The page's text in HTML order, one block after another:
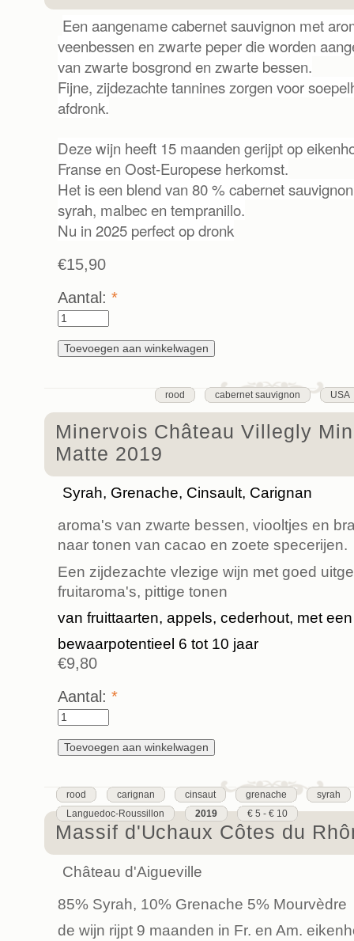
Een aangename cabernet sauvignon met
veenbessen en zwarte peper die worden
van zwarte bosgrond en zwarte bessen.
Fijne, zijdezachte tannines zorgen voor
afdronk.
Deze wijn heeft 15 maanden gerijpt op
Franse en Oost-Europese herkomst.
Het is een blend van 80 % cabernet
syrah, malbec en tempranillo.
Nu in 2025 perfect op dronk
€15,90
Aantal: *
rood cabernet sauvignon USA
Minervois Château Villegly
Matte 2019
Syrah, Grenache, Cinsault, Carignan
aroma's van zwarte bessen, viooltjes en
naar tonen van cacao en zoete specerijen.
Een zijdezachte vlezige wijn met goed
fruitaroma's, pittige tonen
van fruittaarten, appels, cederhout, met
bewaarpotentieel 6 tot 10 jaar
€9,80
Aantal: *
rood carignan cinsaut grenache
syrah
Languedoc-Roussillon
2019 € 5 - € 10
Massif d'Uchaux Côtes du
Château d'Aigueville
85% Syrah, 10% Grenache 5% Mourvèdre
de wijn rijpt 9 maanden in Fr. en Am.